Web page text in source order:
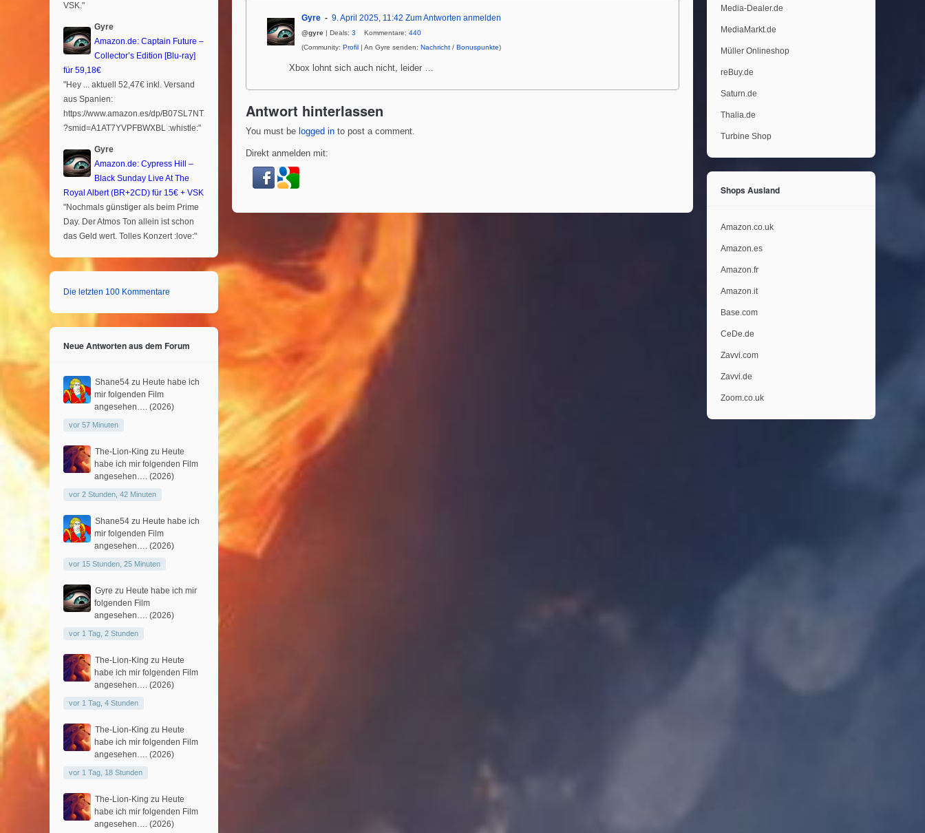
Gyre 9. April 2025, 11:42 Zum Antworten anmelden
@gyre | Deals: 3 Kommentare: 440
(Community: Profil | An Gyre senden: Nachricht / Bonuspunkte)
Xbox lohnt sich auch nicht, leider …
Antwort hinterlassen
You must be logged in to post a comment.
Direkt anmelden mit:
VSK."
Gyre
Amazon.de: Captain Future –
Collector’s Edition [Blu-ray]
für 59,18€
"Hey ... aktuell 52,47€ inkl. Versand
aus Spanien:
https://www.amazon.es/dp/B07SL7NTXR
?smid=A1AT7YVPFBWXBL :whistle:"
Gyre
Amazon.de: Cypress Hill –
Black Sunday Live At The
Royal Albert (BR+2CD) für 15€ + VSK
"Nochmals günstiger als beim Prime
Day. Der Atmos Ton allein ist schon
das Geld wert. Tolles Konzert :love:"
Die letzten 100 Kommentare
Neue Antworten aus dem Forum
Shane54 zu Heute habe ich
mir folgenden Film
angesehen…. (2026)
vor 57 Minuten
The-Lion-King zu Heute
habe ich mir folgenden Film
angesehen…. (2026)
vor 2 Stunden, 42 Minuten
Shane54 zu Heute habe ich
mir folgenden Film
angesehen…. (2026)
vor 15 Stunden, 25 Minuten
Gyre zu Heute habe ich mir
folgenden Film
angesehen…. (2026)
vor 1 Tag, 2 Stunden
The-Lion-King zu Heute
habe ich mir folgenden Film
angesehen…. (2026)
vor 1 Tag, 4 Stunden
The-Lion-King zu Heute
habe ich mir folgenden Film
angesehen…. (2026)
vor 1 Tag, 18 Stunden
The-Lion-King zu Heute
habe ich mir folgenden Film
angesehen…. (2026)
Media-Dealer.de
MediaMarkt.de
Müller Onlineshop
reBuy.de
Saturn.de
Thalia.de
Turbine Shop
Shops Ausland
Amazon.co.uk
Amazon.es
Amazon.fr
Amazon.it
Base.com
CeDe.de
Zavvi.com
Zavvi.de
Zoom.co.uk